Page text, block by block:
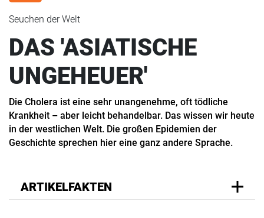
Seuchen der Welt
DAS 'ASIATISCHE
UNGEHEUER'
Die Cholera ist eine sehr unangenehme, oft tödliche
Krankheit – aber leicht behandelbar. Das wissen wir heute
in der westlichen Welt. Die großen Epidemien der
Geschichte sprechen hier eine ganz andere Sprache.
ARTIKELFAKTEN